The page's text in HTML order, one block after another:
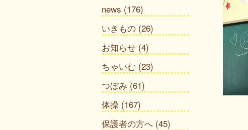
news (176)
いきもの (26)
お知らせ (4)
ちゃいむ (23)
つぼみ (61)
体操 (167)
保護者の方へ (45)